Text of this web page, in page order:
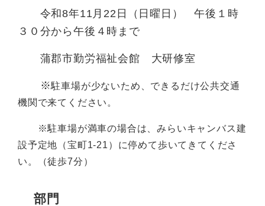
令和8年11月22日（日曜日） 午後１時
３０分から午後４時まで
蒲郡市勤労福祉会館 大研修室
※駐車場が少ないため、できるだけ公共交通
機関で来てください。
※駐車場が満車の場合は、みらいキャンバス建
設予定地（宝町1-21）に停めて歩いてきてくださ
い。（徒歩7分）
部門